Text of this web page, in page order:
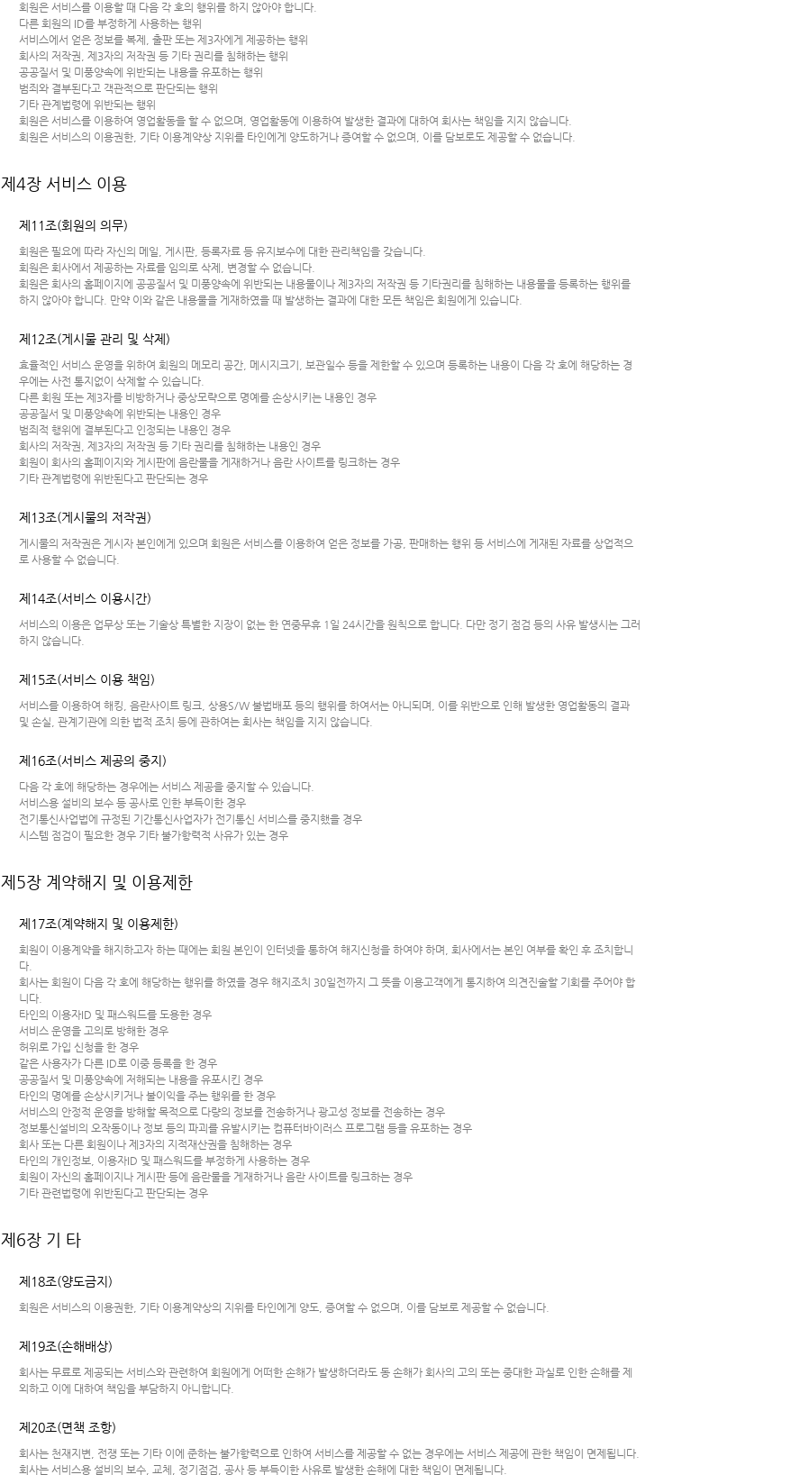
회원은 서비스를 이용할 때 다음 각 호의 행위를 하지 않아야 합니다.
다른 회원의 ID를 부정하게 사용하는 행위
서비스에서 얻은 정보를 복제, 출판 또는 제3자에게 제공하는 행위
회사의 저작권, 제3자의 저작권 등 기타 권리를 침해하는 행위
공공질서 및 미풍양속에 위반되는 내용을 유포하는 행위
범죄와 결부된다고 객관적으로 판단되는 행위
기타 관계법령에 위반되는 행위
회원은 서비스를 이용하여 영업활동을 할 수 없으며, 영업활동에 이용하여 발생한 결과에 대하여 회사는 책임을 지지 않습니다.
회원은 서비스의 이용권한, 기타 이용계약상 지위를 타인에게 양도하거나 증여할 수 없으며, 이를 담보로도 제공할 수 없습니다.
제4장 서비스 이용
제11조(회원의 의무)
회원은 필요에 따라 자신의 메일, 게시판, 등록자료 등 유지보수에 대한 관리책임을 갖습니다.
회원은 회사에서 제공하는 자료를 임의로 삭제, 변경할 수 없습니다.
회원은 회사의 홈페이지에 공공질서 및 미풍양속에 위반되는 내용물이나 제3자의 저작권 등 기타권리를 침해하는 내용물을 등록하는 행위를
하지 않아야 합니다. 만약 이와 같은 내용물을 게재하였을 때 발생하는 결과에 대한 모든 책임은 회원에게 있습니다.
제12조(게시물 관리 및 삭제)
효율적인 서비스 운영을 위하여 회원의 메모리 공간, 메시지크기, 보관일수 등을 제한할 수 있으며 등록하는 내용이 다음 각 호에 해당하는 경
우에는 사전 통지없이 삭제할 수 있습니다.
다른 회원 또는 제3자를 비방하거나 중상모략으로 명예를 손상시키는 내용인 경우
공공질서 및 미풍양속에 위반되는 내용인 경우
범죄적 행위에 결부된다고 인정되는 내용인 경우
회사의 저작권, 제3자의 저작권 등 기타 권리를 침해하는 내용인 경우
회원이 회사의 홈페이지와 게시판에 음란물을 게재하거나 음란 사이트를 링크하는 경우
기타 관계법령에 위반된다고 판단되는 경우
제13조(게시물의 저작권)
게시물의 저작권은 게시자 본인에게 있으며 회원은 서비스를 이용하여 얻은 정보를 가공, 판매하는 행위 등 서비스에 게재된 자료를 상업적으
로 사용할 수 없습니다.
제14조(서비스 이용시간)
서비스의 이용은 업무상 또는 기술상 특별한 지장이 없는 한 연중무휴 1일 24시간을 원칙으로 합니다. 다만 정기 점검 등의 사유 발생시는 그러
하지 않습니다.
제15조(서비스 이용 책임)
서비스를 이용하여 해킹, 음란사이트 링크, 상용S/W 불법배포 등의 행위를 하여서는 아니되며, 이를 위반으로 인해 발생한 영업활동의 결과
및 손실, 관계기관에 의한 법적 조치 등에 관하여는 회사는 책임을 지지 않습니다.
제16조(서비스 제공의 중지)
다음 각 호에 해당하는 경우에는 서비스 제공을 중지할 수 있습니다.
서비스용 설비의 보수 등 공사로 인한 부득이한 경우
전기통신사업법에 규정된 기간통신사업자가 전기통신 서비스를 중지했을 경우
시스템 점검이 필요한 경우 기타 불가항력적 사유가 있는 경우
제5장 계약해지 및 이용제한
제17조(계약해지 및 이용제한)
회원이 이용계약을 해지하고자 하는 때에는 회원 본인이 인터넷을 통하여 해지신청을 하여야 하며, 회사에서는 본인 여부를 확인 후 조치합니
다.
회사는 회원이 다음 각 호에 해당하는 행위를 하였을 경우 해지조치 30일전까지 그 뜻을 이용고객에게 통지하여 의견진술할 기회를 주어야 합
니다.
타인의 이용자ID 및 패스워드를 도용한 경우
서비스 운영을 고의로 방해한 경우
허위로 가입 신청을 한 경우
같은 사용자가 다른 ID로 이중 등록을 한 경우
공공질서 및 미풍양속에 저해되는 내용을 유포시킨 경우
타인의 명예를 손상시키거나 불이익을 주는 행위를 한 경우
서비스의 안정적 운영을 방해할 목적으로 다량의 정보를 전송하거나 광고성 정보를 전송하는 경우
정보통신설비의 오작동이나 정보 등의 파괴를 유발시키는 컴퓨터바이러스 프로그램 등을 유포하는 경우
회사 또는 다른 회원이나 제3자의 지적재산권을 침해하는 경우
타인의 개인정보, 이용자ID 및 패스워드를 부정하게 사용하는 경우
회원이 자신의 홈페이지나 게시판 등에 음란물을 게재하거나 음란 사이트를 링크하는 경우
기타 관련법령에 위반된다고 판단되는 경우
제6장 기 타
제18조(양도금지)
회원은 서비스의 이용권한, 기타 이용계약상의 지위를 타인에게 양도, 증여할 수 없으며, 이를 담보로 제공할 수 없습니다.
제19조(손해배상)
회사는 무료로 제공되는 서비스와 관련하여 회원에게 어떠한 손해가 발생하더라도 동 손해가 회사의 고의 또는 중대한 과실로 인한 손해를 제
외하고 이에 대하여 책임을 부담하지 아니합니다.
제20조(면책 조항)
회사는 천재지변, 전쟁 또는 기타 이에 준하는 불가항력으로 인하여 서비스를 제공할 수 없는 경우에는 서비스 제공에 관한 책임이 면제됩니다.
회사는 서비스용 설비의 보수, 교체, 정기점검, 공사 등 부득이한 사유로 발생한 손해에 대한 책임이 면제됩니다.